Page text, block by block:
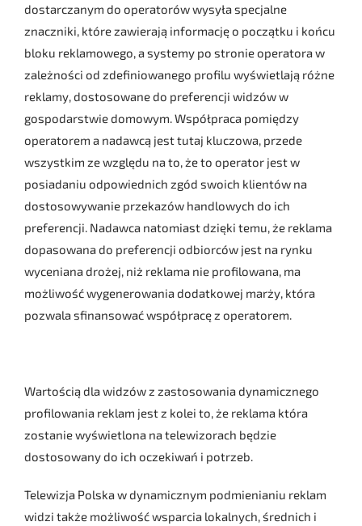
dostarczanym do operatorów wysyła specjalne
znaczniki, które zawierają informację o początku i końcu
bloku reklamowego, a systemy po stronie operatora w
zależności od zdefiniowanego profilu wyświetlają różne
reklamy, dostosowane do preferencji widzów w
gospodarstwie domowym. Współpraca pomiędzy
operatorem a nadawcą jest tutaj kluczowa, przede
wszystkim ze względu na to, że to operator jest w
posiadaniu odpowiednich zgód swoich klientów na
dostosowywanie przekazów handlowych do ich
preferencji. Nadawca natomiast dzięki temu, że reklama
dopasowana do preferencji odbiorców jest na rynku
wyceniana drożej, niż reklama nie profilowana, ma
możliwość wygenerowania dodatkowej marży, która
pozwala sfinansować współpracę z operatorem.
Wartością dla widzów z zastosowania dynamicznego
profilowania reklam jest z kolei to, że reklama która
zostanie wyświetlona na telewizorach będzie
dostosowany do ich oczekiwań i potrzeb.
Telewizja Polska w dynamicznym podmienianiu reklam
widzi także możliwość wsparcia lokalnych, średnich i